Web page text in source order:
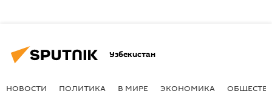
Узбекистан
НОВОСТИ ПОЛИТИКА В МИРЕ ЭКОНОМИКА